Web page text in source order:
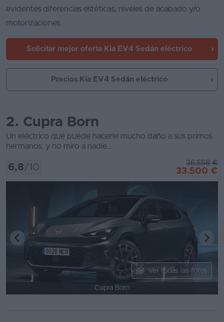
evidentes diferencias estéticas, niveles de acabado y/o
motorizaciones.
Solicitar mejor oferta Kia EV4 Sedán eléctrico
Precios Kia EV4 Sedán eléctrico
2. Cupra Born
Un eléctrico que puede hacerle mucho daño a sus primos
hermanos, y no miro a nadie...
6,8/10 36.558 €
33.500 €
Ver todas las fotos
Cupra Born